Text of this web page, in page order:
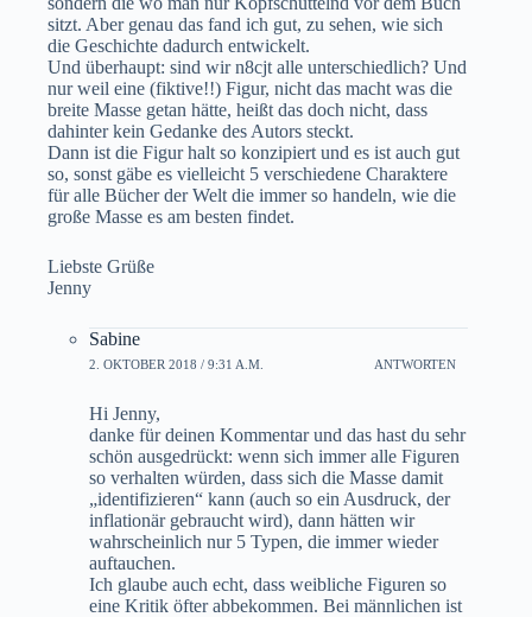
sitzt. Aber genau das fand ich gut, zu sehen, wie sich
die Geschichte dadurch entwickelt.
Und überhaupt: sind wir n8cjt alle unterschiedlich? Und
nur weil eine (fiktive!!) Figur, nicht das macht was die
breite Masse getan hätte, heißt das doch nicht, dass
dahinter kein Gedanke des Autors steckt.
Dann ist die Figur halt so konzipiert und es ist auch gut
so, sonst gäbe es vielleicht 5 verschiedene Charaktere
für alle Bücher der Welt die immer so handeln, wie die
große Masse es am besten findet.
Liebste Grüße
Jenny
Sabine
2. OKTOBER 2018 / 9:31 A.M. ANTWORTEN
Hi Jenny,
danke für deinen Kommentar und das hast du sehr
schön ausgedrückt: wenn sich immer alle Figuren
so verhalten würden, dass sich die Masse damit
„identifizieren“ kann (auch so ein Ausdruck, der
inflationär gebraucht wird), dann hätten wir
wahrscheinlich nur 5 Typen, die immer wieder
auftauchen.
Ich glaube auch echt, dass weibliche Figuren so
eine Kritik öfter abbekommen. Bei männlichen ist